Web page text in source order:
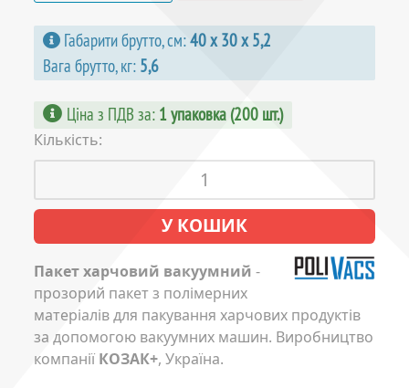
Габарити брутто, см:40 х 30 х 5,2
Вага брутто, кг: 5,6
Ціна з ПДВ за: 1 упаковка (200 шт.)
Кількість:
Пакет харчовий вакуумний -
прозорий пакет з полімерних
матеріалів для пакування харчових продуктів
за допомогою вакуумних машин. Виробництво
компанії КОЗАК+, Україна.